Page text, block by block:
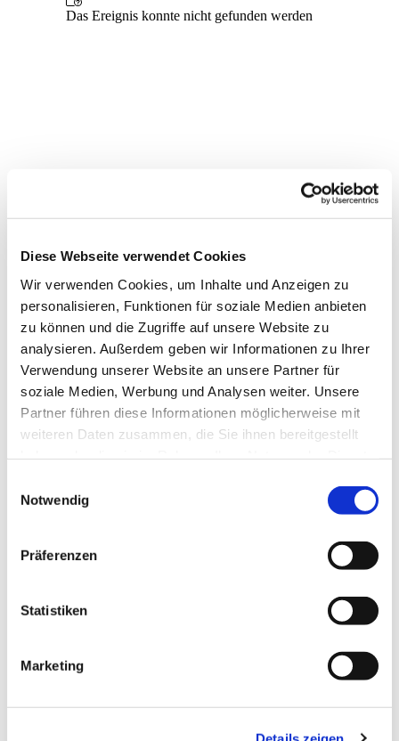
Diese Webseite verwendet Cookies
Wir verwenden Cookies, um Inhalte und Anzeigen zu
personalisieren, Funktionen für soziale Medien anbieten
zu können und die Zugriffe auf unsere Website zu
analysieren. Außerdem geben wir Informationen zu Ihrer
Verwendung unserer Website an unsere Partner für
soziale Medien, Werbung und Analysen weiter. Unsere
Partner führen diese Informationen möglicherweise mit
weiteren Daten zusammen, die Sie ihnen bereitgestellt
Notwendig
Präferenzen
Statistiken
Marketing
Dies könnte Sie auch
interessieren